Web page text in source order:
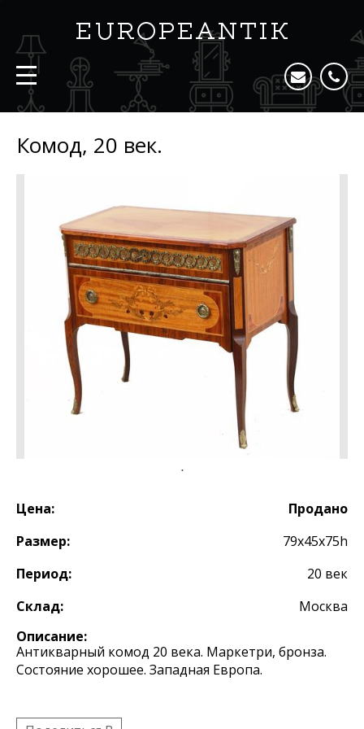
Комод, 20 век.
Цена:
Продано
Размер:
79х45х75h
Период:
20 век
Склад:
Москва
Описание:
Антикварный комод 20 века. Маркетри, бронза.
Состояние хорошее. Западная Европа.